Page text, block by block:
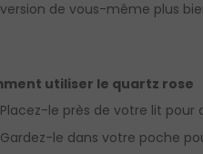
version de vous-même plus
utiliser le quartz rose
Placez-le près de votre lit pour
Gardez-le dans votre poche